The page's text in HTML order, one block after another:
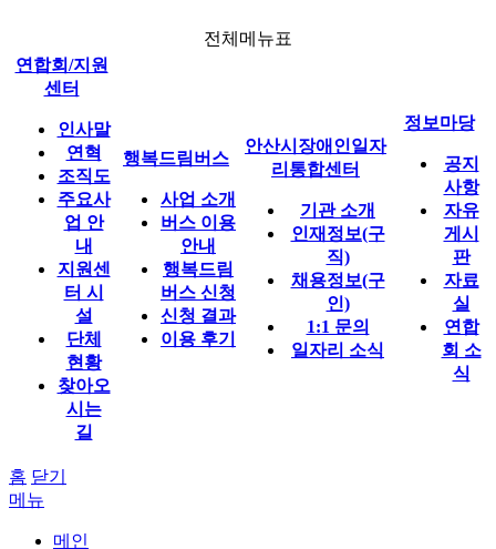
정보마당
전체메뉴표
연합회/지원
센터
인사말
연혁
조직도
주요사
업 안
내
지원센
터 시
설
단체
현황
찾아오
시는
길
행복드림버스
사업 소개
버스 이용
안내
행복드림
버스 신청
신청 결과
이용 후기
안산시장애인일자
리통합센터
기관 소개
인재정보(구
직)
채용정보(구
인)
1:1 문의
일자리 소식
정보마당
공지
사항
자유
게시
판
자료
실
연합
회 소
식
홈 닫기
메뉴
메인